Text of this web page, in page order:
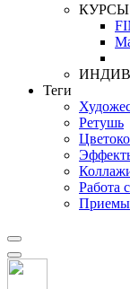
КУРСЫ
Теги
Ретушь
Эффекты
Коллажи
Работа
Приемы